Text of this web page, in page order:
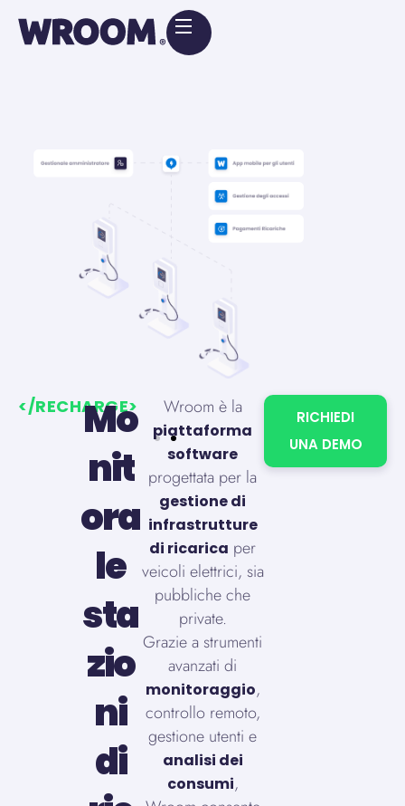
</RECHARGE>
Mo
nit
ora
le
sta
zio
ni
di
Wroom è la
piattaforma
software
progettata per la
gestione di
infrastrutture
di ricarica per
veicoli elettrici, sia
pubbliche che
private.
Grazie a strumenti
avanzati di
monitoraggio,
controllo remoto,
gestione utenti e
analisi dei
consumi,
RICHIEDI
UNA DEMO